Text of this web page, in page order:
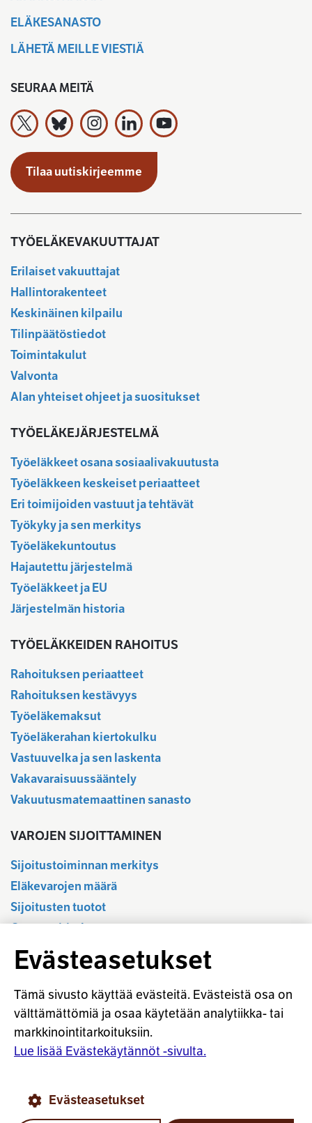
ELÄKESANASTO
LÄHETÄ MEILLE VIESTIÄ
SEURAA MEITÄ
Työeläkevakuuttajat TELA ry X:ssä
Työeläkevakuuttajat TELA ry Bluesky:ssa
Työeläkevakuuttajat TELA ry
Työeläkevakuuttajat TELA ry
Työeläkevakuuttajat TELA ry
Tilaa uutiskirjeemme
TYÖELÄKEVAKUUTTAJAT
Erilaiset vakuuttajat
Hallintorakenteet
Keskinäinen kilpailu
Tilinpäätöstiedot
Toimintakulut
Valvonta
Alan yhteiset ohjeet ja suositukset
TYÖELÄKEJÄRJESTELMÄ
Työeläkkeet osana sosiaalivakuutusta
Työeläkkeen keskeiset periaatteet
Eri toimijoiden vastuut ja tehtävät
Työkyky ja sen merkitys
Työeläkekuntoutus
Hajautettu järjestelmä
Työeläkkeet ja EU
Järjestelmän historia
TYÖELÄKKEIDEN RAHOITUS
Rahoituksen periaatteet
Rahoituksen kestävyys
Työeläkemaksut
Työeläkerahan kiertokulku
Vastuuvelka ja sen laskenta
Vakavaraisuussääntely
Vakuutusmatemaattinen sanasto
VAROJEN SIJOITTAMINEN
Sijoitustoiminnan merkitys
Eläkevarojen määrä
Sijoitusten tuotot
Osavuositiedot
Tilastotietokanta
Sijoitustoiminnan sääntely
Vastuullinen sijoittaminen
Sijoitussanasto
Osaketuoton ennakointi
Evästekäytännöt
Evästeasetukset
Tämä sivusto käyttää evästeitä. Evästeistä osa on
välttämättömiä ja osaa käytetään analytiikka- tai
markkinointitarkoituksiin.
Lue lisää Evästekäytännöt -sivulta.
Evästeasetukset